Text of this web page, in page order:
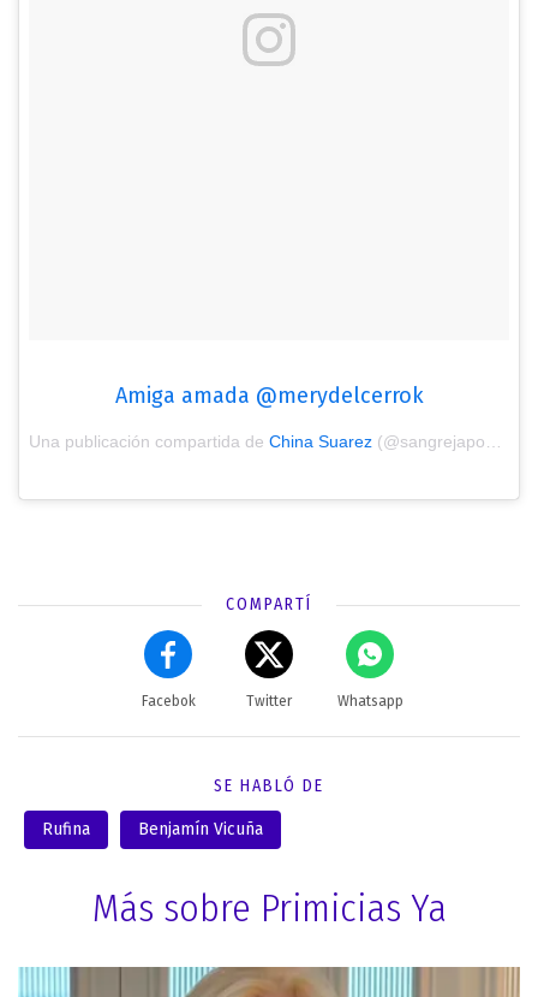
Amiga amada @merydelcerrok
Una publicación compartida de China Suarez (@sangrejaponesa) el
COMPARTÍ
Facebok Twitter Whatsapp
SE HABLÓ DE
Rufina Benjamín Vicuña
Más sobre Primicias Ya